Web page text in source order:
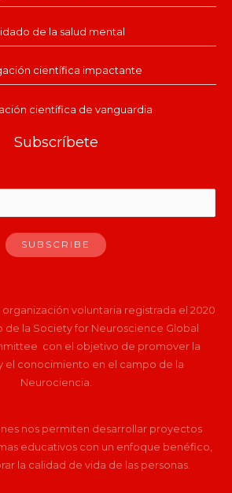
de la salud mental
científica impactante
científica de vanguardia
Subscríbete
SUBSCRIBE
voluntaria registrada el 2020
de la Society for Neuroscience Global
con el objetivo de promover la
el conocimiento en el campo de la
Neurociencia.
nos permiten desarrollar proyectos
educativos con un enfoque benéfico,
la calidad de vida de las personas.